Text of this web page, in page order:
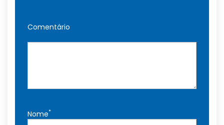
Comentário
Nome*